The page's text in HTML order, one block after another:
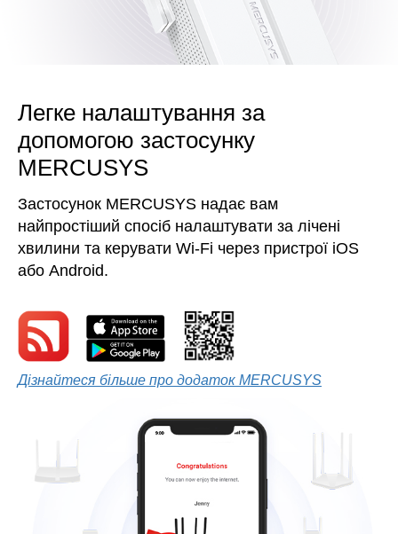
Легке налаштування за
допомогою застосунку
MERCUSYS
Застосунок MERCUSYS надає вам
найпростіший спосіб налаштувати за лічені
хвилини та керувати Wi-Fi через пристрої iOS
або Android.
Дізнайтеся більше про додаток MERCUSYS